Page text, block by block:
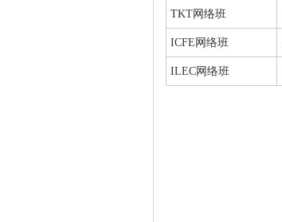
TKT网络班
ICFE网络班
ILEC网络班